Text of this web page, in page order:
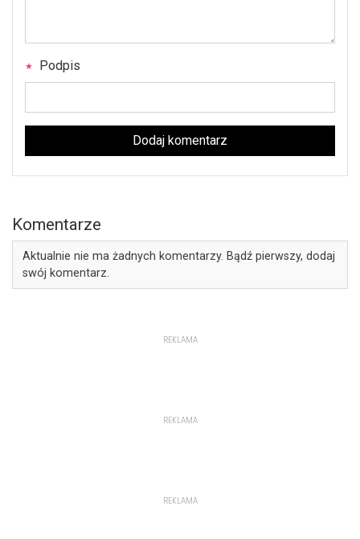
Podpis
Dodaj komentarz
Komentarze
Aktualnie nie ma żadnych komentarzy. Bądź pierwszy, dodaj
swój komentarz.
REKLAMA
REKLAMA
REKLAMA